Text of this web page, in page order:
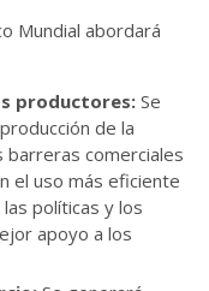
Mundial abordará
productores: Se
de la
barreras comerciales
el uso más eficiente
políticas y los
apoyo a los